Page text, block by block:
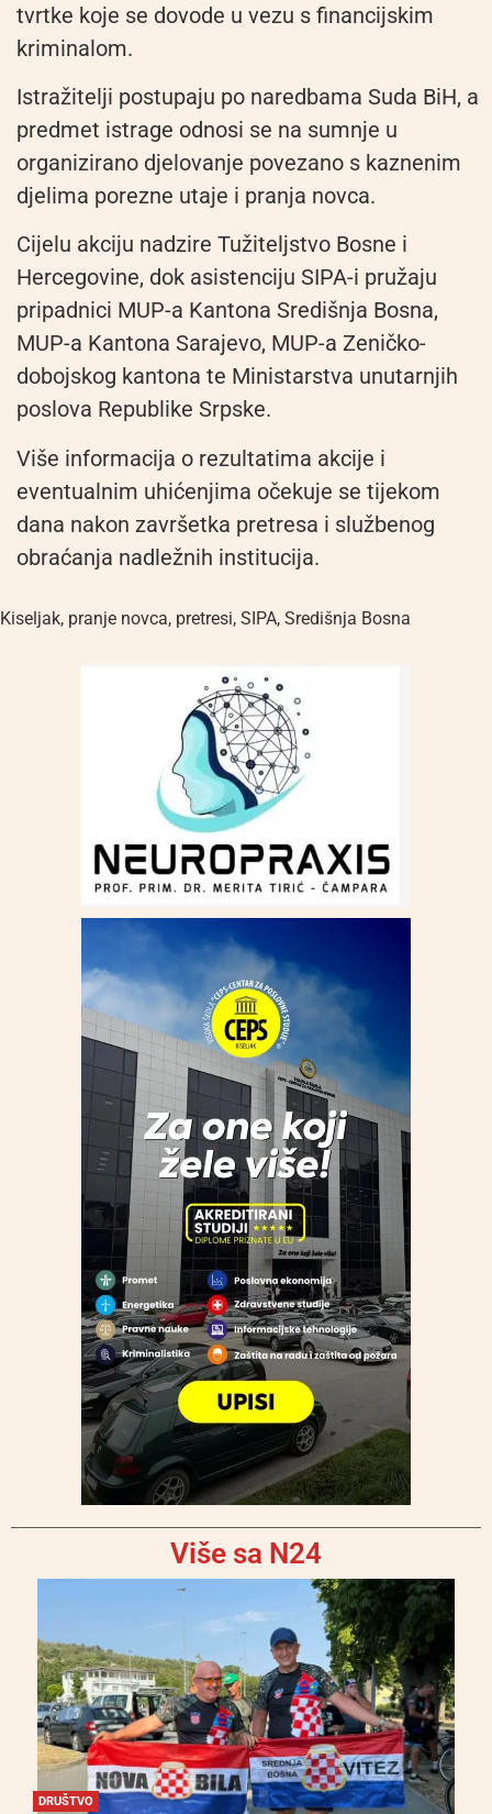
tvrtke koje se dovode u vezu s financijskim
kriminalom.
Istražitelji postupaju po naredbama Suda BiH, a
predmet istrage odnosi se na sumnje u
organizirano djelovanje povezano s kaznenim
djelima porezne utaje i pranja novca.
Cijelu akciju nadzire Tužiteljstvo Bosne i
Hercegovine, dok asistenciju SIPA-i pružaju
pripadnici MUP-a Kantona Središnja Bosna,
MUP-a Kantona Sarajevo, MUP-a Zeničko-
dobojskog kantona te Ministarstva unutarnjih
poslova Republike Srpske.
Više informacija o rezultatima akcije i
eventualnim uhićenjima očekuje se tijekom
dana nakon završetka pretresa i službenog
obraćanja nadležnih institucija.
Kiseljak, pranje novca, pretresi, SIPA, Središnja Bosna
Više sa N24
DRUŠTVO